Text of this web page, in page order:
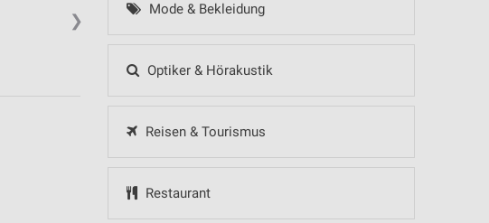
Mode & Bekleidung
Optiker & Hörakustik
Reisen & Tourismus
Restaurant
❯